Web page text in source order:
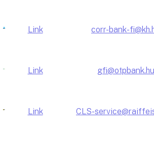
Link corr-bank-
Link gfi@otpbank.hu
Link CLS-